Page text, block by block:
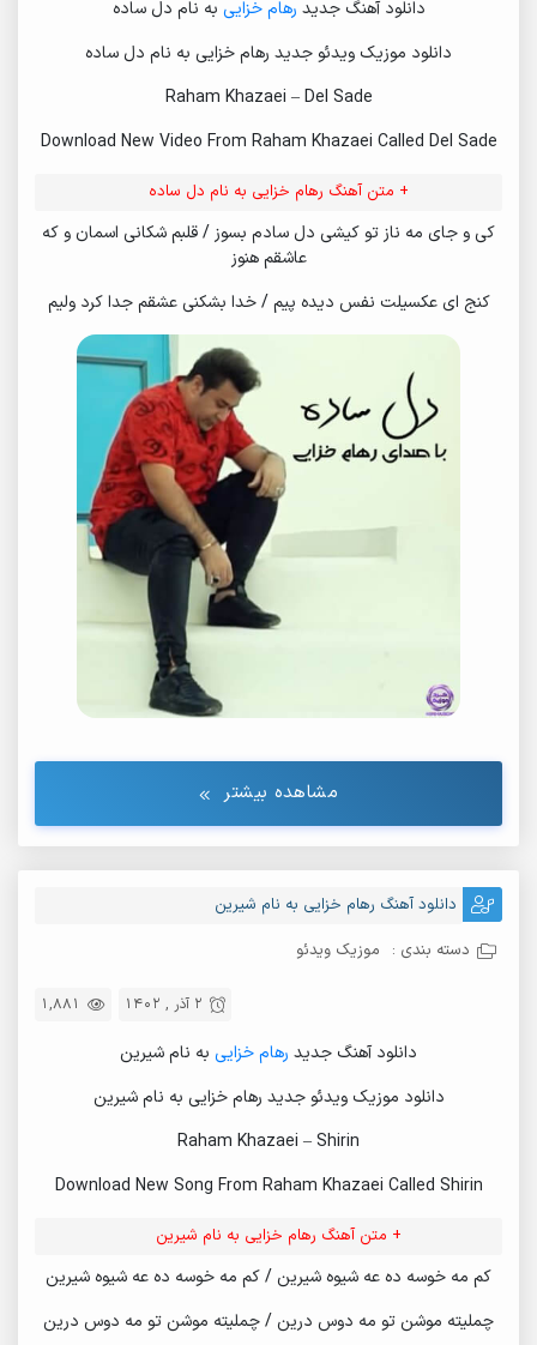
دانلود آهنگ جدید رهام خزایی به نام دل ساده
دانلود موزیک ویدئو جدید رهام خزایی به نام دل ساده
Raham Khazaei – Del Sade
Download New Video From Raham Khazaei Called Del Sade
+ متن آهنگ رهام خزایی به نام دل ساده
کی و جای مه ناز تو کیشی دل سادم بسوز / قلبم شکانی اسمان و که
عاشقم هنوز
کنج ای عکسیلت نفس دیده پیم / خدا بشکنی عشقم جدا کرد ولیم
مشاهده بیشتر
دانلود آهنگ رهام خزایی به نام شیرین
دسته بندی : موزیک ویدئو
1,881 2 آذر , 1402
دانلود آهنگ جدید رهام خزایی به نام شیرین
دانلود موزیک ویدئو جدید رهام خزایی به نام شیرین
Raham Khazaei – Shirin
Download New Song From Raham Khazaei Called Shirin
+ متن آهنگ رهام خزایی به نام شیرین
کم مه خوسه ده عه شیوه شیرین / کم مه خوسه ده عه شیوه شیرین
چملیته موشن تو مه دوس درین / چملیته موشن تو مه دوس درین